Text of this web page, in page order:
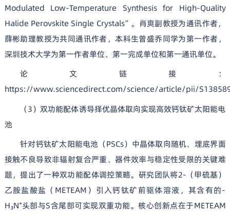
Modulated Low-Temperature Synthesis for High-Quality
Halide Perovskite Single Crystals”。肖爽副教授为通讯作者，
薛彬助理教授为共同通讯作者，本科生曾盛乔同学为第一作者，
深圳技术大学为第一作者单位、第一完成单位和第一通讯单位。
论文链接：
https://www.sciencedirect.com/science/article/pii/
（3）双功能配体诱导择优晶体取向实现高效钙钛矿太阳能电
池
针对钙钛矿太阳能电池（PSCs）中晶体取向随机、埋底界面
接触不良导致非辐射复合严重、器件效率与稳定性受限的关键难
题，提出了一种双功能配体调控策略。研究团队将2-（甲硫基）
乙胺盐酸盐（METEAM）引入钙钛矿前驱体溶液，其含有的-
H₃N⁺头部与S含尾部可实现双重功能。核心创新点在于METEAM